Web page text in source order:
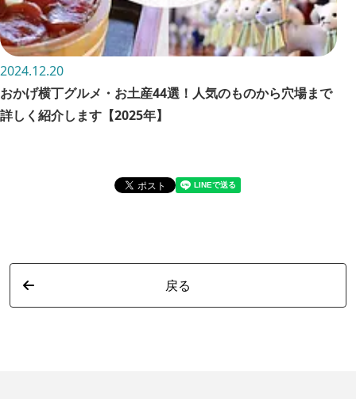
2024.12.20
おかげ横丁グルメ・お土産44選！人気のものから穴場まで
詳しく紹介します【2025年】
戻る